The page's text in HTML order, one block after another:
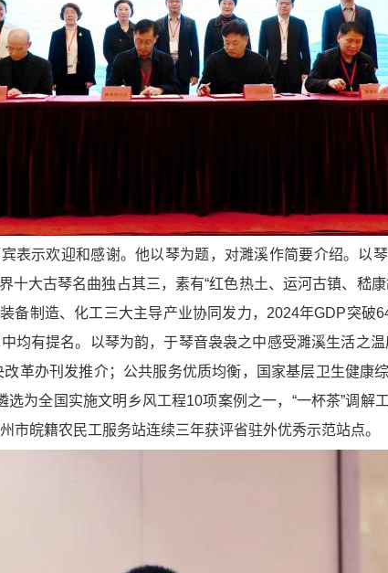
表示欢迎和感谢。他以琴为题，对濉溪作简要介绍。以
十大古琴名曲独占其三，素有“红色热土、运河古镇、嵇
备制造、化工三大主导产业协同发力，2024年GDP突破
均有提名。以琴为韵，于琴音袅袅之中感受濉溪生活之
革办刊发推介；公共服务优质均衡，国家基层卫生健康
选为全国实施文明乡风工程10项案例之一，“一杯茶”调
市皖籍农民工服务站连续三年获评省驻外优秀示范站点。